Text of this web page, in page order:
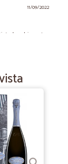
11/09/2022
ha chiamato
perché
quelli che
con pochi